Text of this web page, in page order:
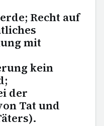
Recht auf
mit
kein
der
Tat und